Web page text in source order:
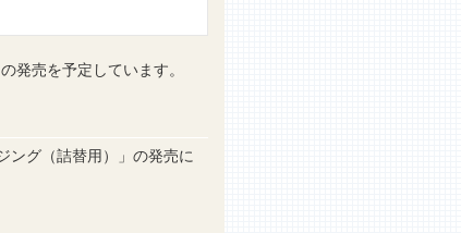
発売を予定しています。
ング（詰替用）」の発売に